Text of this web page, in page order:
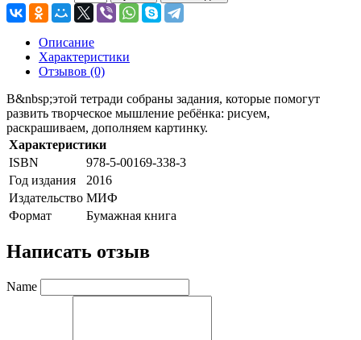
Описание
Характеристики
Отзывов (0)
В&nbsp;этой тетради собраны задания, которые помогут
развить творческое мышление ребёнка: рисуем,
раскрашиваем, дополняем картинку.
Характеристики
ISBN
978-5-00169-338-3
Год издания
2016
Издательство МИФ
Формат
Бумажная книга
Написать отзыв
Name